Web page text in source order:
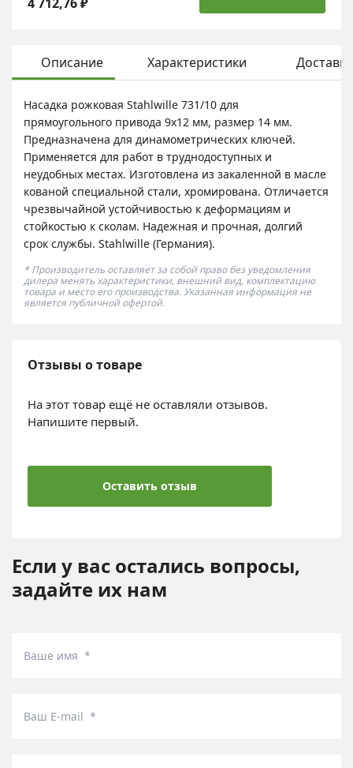
Описание Характеристики Доставка
Насадка рожковая Stahlwille 731/10 для
прямоугольного привода 9х12 мм, размер 14 мм.
Предназначена для динамометрических ключей.
Применяется для работ в труднодоступных и
неудобных местах. Изготовлена из закаленной в масле
кованой специальной стали, хромирована. Отличается
чрезвычайной устойчивостью к деформациям и
стойкостью к сколам. Надежная и прочная, долгий
срок службы. Stahlwille (Германия).
* Производитель оставляет за собой право без уведомления
дилера менять характеристики, внешний вид, комплектацию
товара и место его производства. Указанная информация не
является публичной офертой.
Отзывы о товаре
На этот товар ещё не оставляли отзывов.
Напишите первый.
Оставить отзыв
Если у вас остались вопросы,
задайте их нам
Ваше имя *
Ваш E-mail *